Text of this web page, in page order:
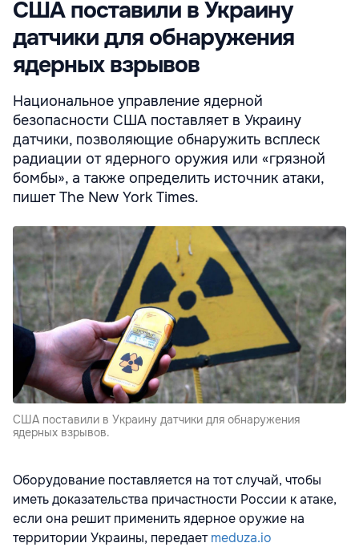
США поставили в Украину
датчики для обнаружения
ядерных взрывов
Национальное управление ядерной
безопасности США поставляет в Украину
датчики, позволяющие обнаружить всплеск
радиации от ядерного оружия или «грязной
бомбы», а также определить источник атаки,
пишет The New York Times.
США поставили в Украину датчики для обнаружения
ядерных взрывов.
Оборудование поставляется на тот случай, чтобы
иметь доказательства причастности России к атаке,
если она решит применить ядерное оружие на
территории Украины, передаетmeduza.io